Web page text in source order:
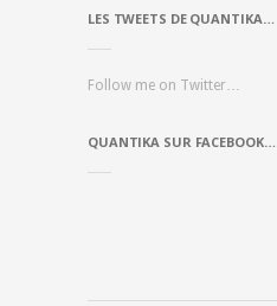
LES TWEETS DE QUANTIKA…
Follow me on Twitter…
QUANTIKA SUR FACEBOOK…